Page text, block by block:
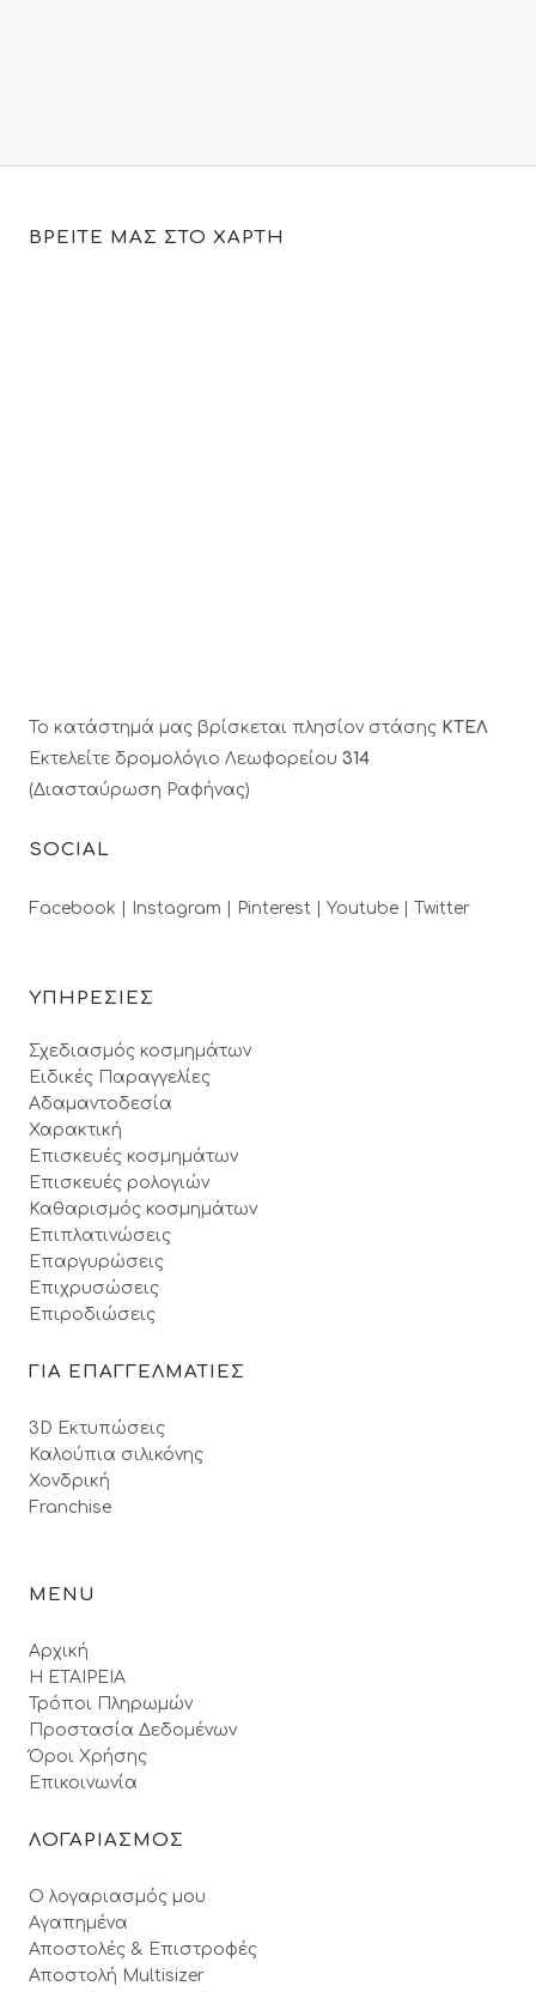
ΒΡΕΙΤΕ ΜΑΣ ΣΤΟ ΧΑΡΤΗ
Το κατάστημά μας βρίσκεται πλησίον στάσης ΚΤΕΛ
Εκτελείτε δρομολόγιο Λεωφορείου 314
(Διασταύρωση Ραφήνας)
SOCIAL
Facebook | Instagram | Pinterest | Youtube | Twitter
ΥΠΗΡΕΣΙΕΣ
Σχεδιασμός κοσμημάτων
Ειδικές Παραγγελίες
Αδαμαντοδεσία
Χαρακτική
Επισκευές κοσμημάτων
Επισκευές ρολογιών
Καθαρισμός κοσμημάτων
Επιπλατινώσεις
Επαργυρώσεις
Επιχρυσώσεις
Επιροδιώσεις
ΓΙΑ ΕΠΑΓΓΕΛΜΑΤΙΕΣ
3D Εκτυπώσεις
Καλούπια σιλικόνης
Χονδρική
Franchise
MENU
Αρχική
Η ΕΤΑΙΡΕΙΑ
Τρόποι Πληρωμών
Προστασία Δεδομένων
Όροι Xρήσης
Επικοινωνία
ΛΟΓΑΡΙΑΣΜΟΣ
Ο λογαριασμός μου
Αγαπημένα
Αποστολές & Επιστροφές
Αποστολή Multisizer